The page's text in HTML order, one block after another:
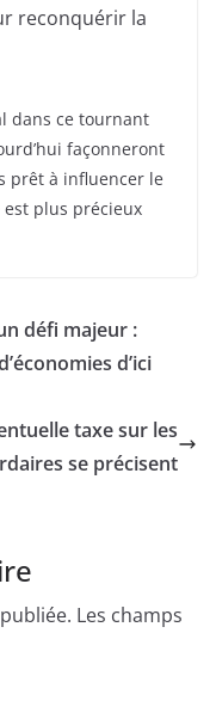
reconquérir la
dans ce tournant
façonneront
prêt à influencer le
est plus précieux
défi majeur :
d’ici
taxe sur les
se précisent
Les champs